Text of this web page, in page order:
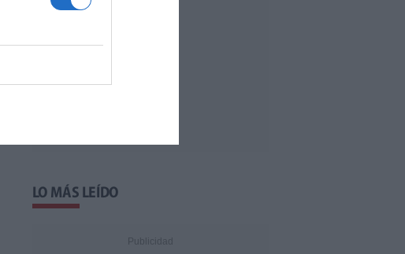
LO MÁS LEÍDO